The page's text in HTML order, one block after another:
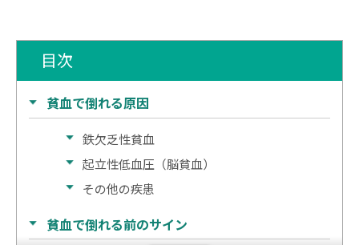
目次
貧血で倒れる原因
鉄欠乏性貧血
起立性低血圧（脳貧血）
その他の疾患
貧血で倒れる前のサイン